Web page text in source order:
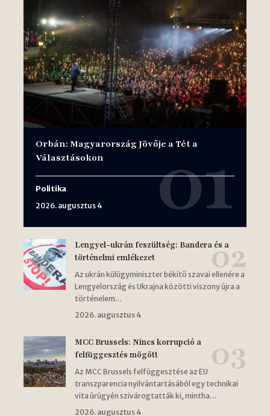
Orbán: Magyarország Jövője a Tét a
Választásokon
Politika
2026. augusztus 4
Lengyel-ukrán feszültség: Bandera és a
történelmi emlékezet
Az ukrán külügyminiszter békítő szavai ellenére a
Lengyelország és Ukrajna közötti viszony újra a
történelem…
2026. augusztus 4
MCC Brussels: Nincs korrupció a
felfüggesztés mögött
Az MCC Brussels felfüggesztése az EU
transzparencia nyilvántartásából egy technikai
vita ürügyén szivárogtatták ki, mintha…
2026. augusztus 4